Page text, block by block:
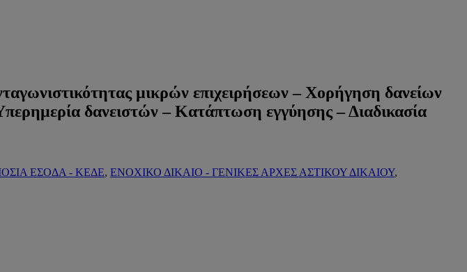
μικρών επιχειρήσεων – Χορήγηση δανείων
δανειστών – Κατάπτωση εγγύησης – Διαδικασία
ΕΣΟΔΑ - ΚΕΔΕ, ΕΝΟΧΙΚΟ ΔΙΚΑΙΟ - ΓΕΝΙΚΕΣ ΑΡΧΕΣ ΑΣΤΙΚΟΥ ΔΙΚΑΙΟΥ,